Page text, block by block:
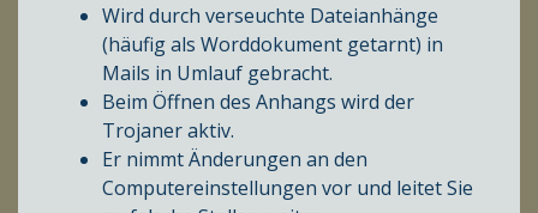
Wird durch verseuchte Dateianhänge
(häufig als Worddokument getarnt) in
Mails in Umlauf gebracht.
Beim Öffnen des Anhangs wird der
Trojaner aktiv.
Er nimmt Änderungen an den
Computereinstellungen vor und leitet Sie